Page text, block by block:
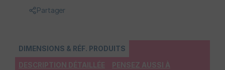
Partager
DIMENSIONS & RÉF. PRODUITS
DESCRIPTION DÉTAILLÉE PENSEZ AUSSI À